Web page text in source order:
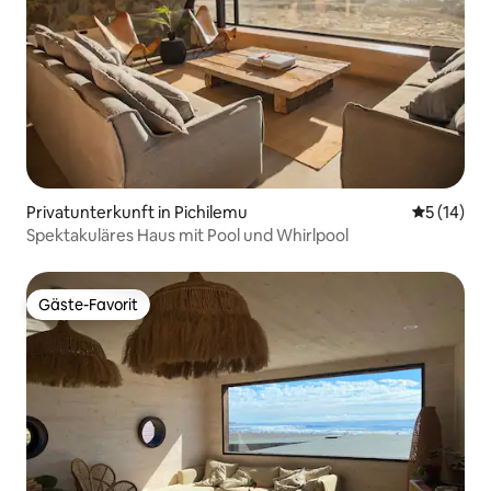
Privatunterkunft in Pichilemu
5 (14)
Spektakuläres Haus mit Pool und Whirlpool
Gäste-Favorit
Gäste-Favorit